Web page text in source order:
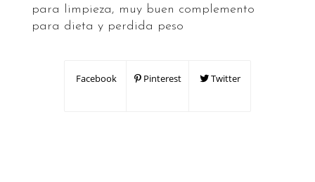
para limpieza, muy buen complemento
para dieta y perdida peso
Facebook Pinterest Twitter